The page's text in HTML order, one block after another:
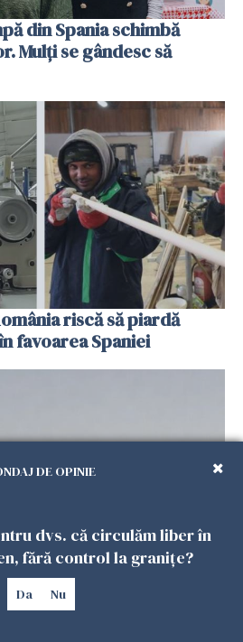
din Spania schimbă
Mulți se gândesc să
riscă să piardă
favoarea Spaniei
de clanul „Muti”
în urma unui raid al
DE OPINIE
dvs. că circulăm liber în
fără control la granițe?
Da Nu